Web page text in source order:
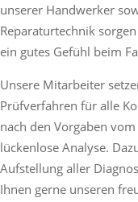
unserer Handwerker
Reparaturtechnik
ein gutes Gefühl beim
Unsere Mitarbeiter
Prüfverfahren für alle
nach den Vorgaben
lückenlose Analyse.
Aufstellung aller
Ihnen gerne unseren